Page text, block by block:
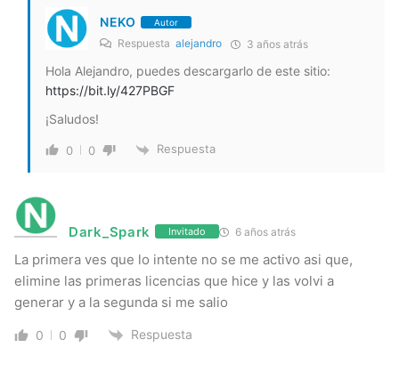
NEKO Autor
Respuesta alejandro 3 años atrás
Hola Alejandro, puedes descargarlo de este sitio:
https://bit.ly/427PBGF
¡Saludos!
0 0 Respuesta
Dark_Spark Invitado 6 años atrás
La primera ves que lo intente no se me activo asi que,
elimine las primeras licencias que hice y las volvi a
generar y a la segunda si me salio
0 0 Respuesta